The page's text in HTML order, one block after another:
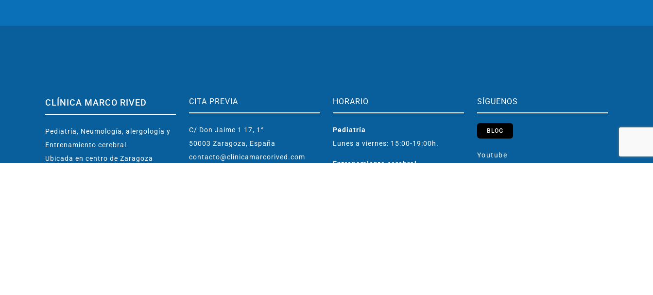
CLÍNICA MARCO RIVED
Pediatría, Neumología, alergología y
Entrenamiento cerebral
Ubicada en centro de Zaragoza
CITA PREVIA
C/ Don Jaime 1 17, 1°
50003 Zaragoza, España
contacto@clinicamarcorived.com
HORARIO
Pediatría
Lunes a viernes: 15:00-19:00h.
Entrenamiento cerebral
SÍGUENOS
BLOG
Youtube